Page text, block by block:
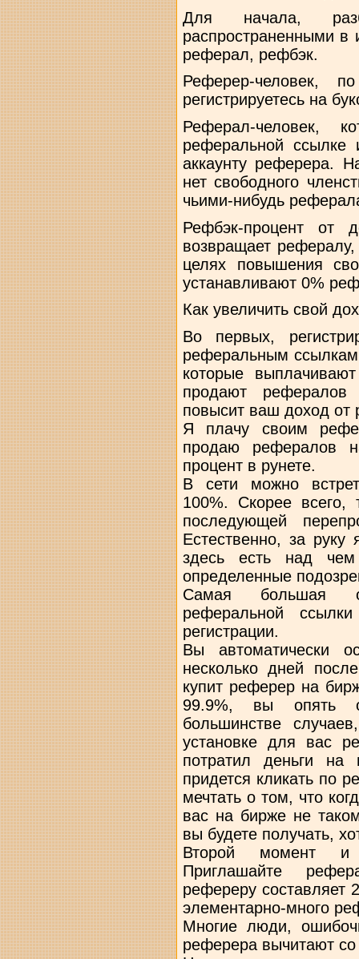
Для начала,
распространенными в
реферал, рефбэк.
Реферер-человек,
регистрируетесь на
Реферал-человек,
реферальной ссылке
аккаунту реферера.
нет свободного
чьими-нибудь
Рефбэк-процент от
возвращает
целях повышения
устанавливают 0%
Как увеличить свой
Во первых,
реферальным
которые
продают
повысит ваш доход от
Я плачу своим
продаю рефералов
процент в рунете.
В сети можно
100%. Скорее всего,
последующей
Естественно, за
здесь есть над
определенные
Самая большая
реферальной
регистрации.
Вы автоматически
несколько дней
купит реферер на
99.9%, вы опять
большинстве
установке для вас
потратил деньги
придется кликать по
мечтать о том, что
вас на бирже не
вы будете получать,
Второй момент
Приглашайте
рефереру составляет
элементарно-много
Многие люди,
реферера вычитают